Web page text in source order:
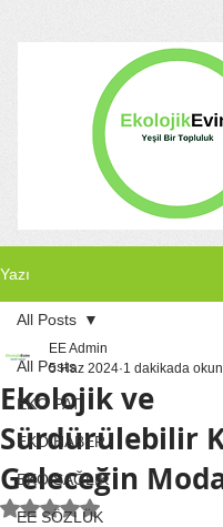
Yazı
All Posts
EKO PATİ
EKO HABER
EKO SAĞLIK
EE SÖZLÜK
All Posts
Ekolojik ve
Sürdürülebilir
Geleceğin
EE Admin
5 Haz 2024 1 dakikada
5 üzerinden NaN yıldız